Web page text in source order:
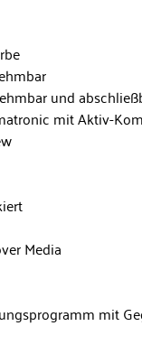
und
mit Aktiv-
Media
mit